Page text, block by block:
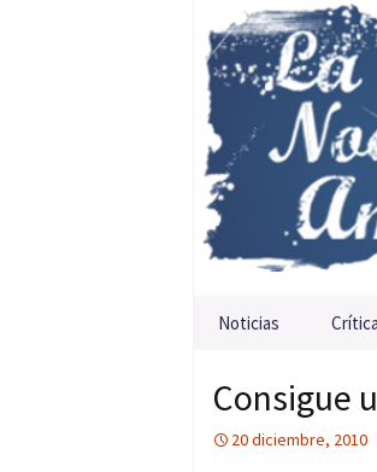
Saltar al contenido
Noticias
Consigue
20 diciembre, 2010